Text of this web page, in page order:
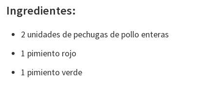
Ingredientes:
2 unidades de pechugas de pollo enteras
1 pimiento rojo
1 pimiento verde